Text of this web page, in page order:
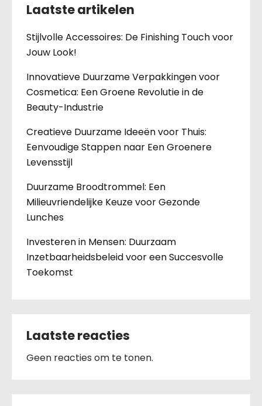
Laatste artikelen
Stijlvolle Accessoires: De Finishing Touch voor
Jouw Look!
Innovatieve Duurzame Verpakkingen voor
Cosmetica: Een Groene Revolutie in de
Beauty-Industrie
Creatieve Duurzame Ideeën voor Thuis:
Eenvoudige Stappen naar Een Groenere
Levensstijl
Duurzame Broodtrommel: Een
Milieuvriendelijke Keuze voor Gezonde
Lunches
Investeren in Mensen: Duurzaam
Inzetbaarheidsbeleid voor een Succesvolle
Toekomst
Laatste reacties
Geen reacties om te tonen.